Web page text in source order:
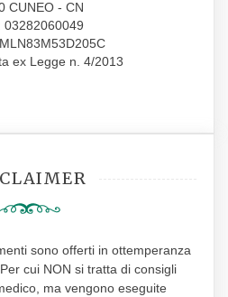
CUNEO - CN
03282060049
ex Legge n. 4/2013
sono offerti in ottemperanza
cui NON si tratta di consigli
ma vengono eseguite